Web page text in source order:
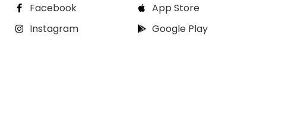
Facebook
Instagram
App Store
Google Play